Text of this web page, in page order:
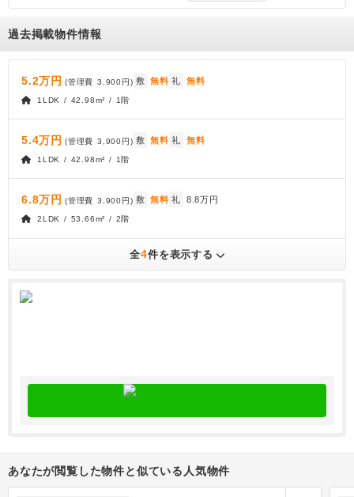
過去掲載物件情報
5.2万円 (管理費 3,900円) 敷 無料 礼 無料
1LDK / 42.98m² / 1階
5.4万円 (管理費 3,900円) 敷 無料 礼 無料
1LDK / 42.98m² / 1階
6.8万円 (管理費 3,900円) 敷 無料 礼 8.8万円
2LDK / 53.66m² / 2階
全4件を表示する
あなたが閲覧した物件と似ている人気物件